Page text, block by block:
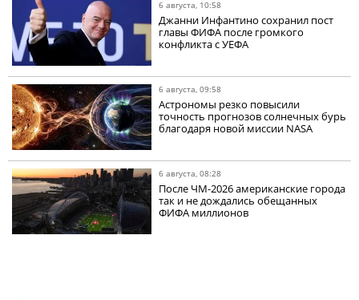
6 августа, 10:58
Джанни Инфантино сохранил пост
главы ФИФА после громкого
конфликта с УЕФА
6 августа, 09:58
Астрономы резко повысили
точность прогнозов солнечных бурь
благодаря новой миссии NASA
6 августа, 08:28
После ЧМ-2026 американские города
так и не дождались обещанных
ФИФА миллионов